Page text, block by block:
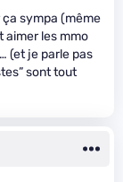
sympa (même
aimer les mmo
(et je parle pas
sont tout